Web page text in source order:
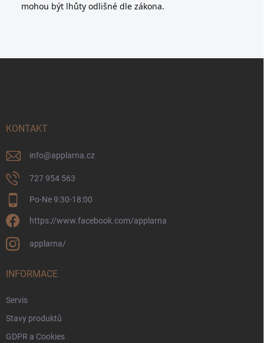
mohou být lhůty odlišné dle zákona.
KONTAKT
info@applarna.cz
727 954 563
Po-Ne 9:30-18:00
https://www.facebook.com/applarna
applarna/
INFORMACE
Servis
Stavy produktů
GDPR a Cookies